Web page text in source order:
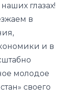
глазах!
в
и в
молодое
своего